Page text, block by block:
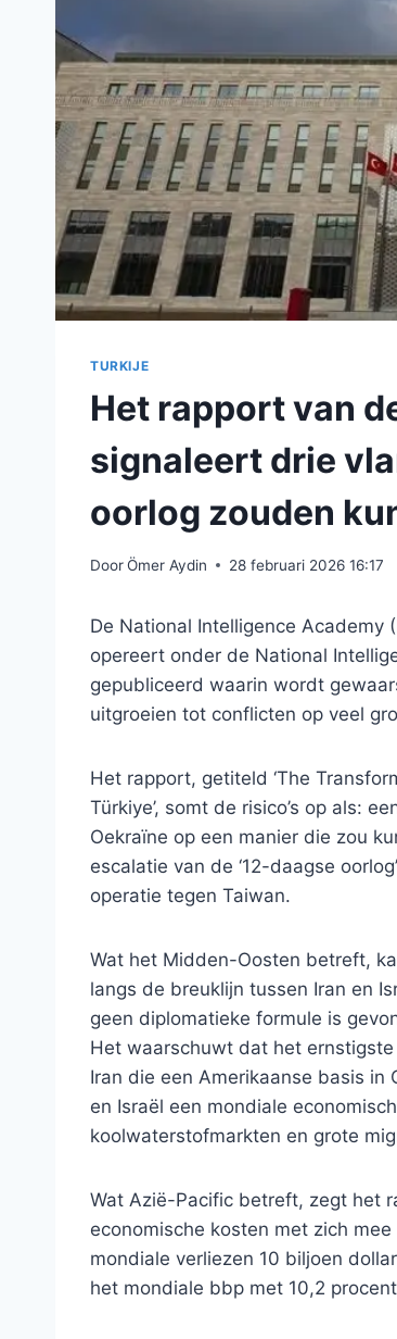
TURKIJE
Het rapport van
signaleert drie
oorlog zouden
DoorÖmer Aydin 28 februari 2026 16:17
De National Intelligence Academy
opereert onder de National
gepubliceerd waarin wordt
uitgroeien tot conflicten op veel
Het rapport, getiteld ‘The
Türkiye’, somt de risico’s op als:
Oekraïne op een manier die zou
escalatie van de ‘12-daagse
operatie tegen Taiwan.
Wat het Midden-Oosten betreft,
langs de breuklijn tussen Iran en
geen diplomatieke formule is
Het waarschuwt dat het
Iran die een Amerikaanse basis
en Israël een mondiale
koolwaterstofmarkten en grote
Wat Azië-Pacific betreft, zegt het
economische kosten met zich
mondiale verliezen 10 biljoen
het mondiale bbp met 10,2